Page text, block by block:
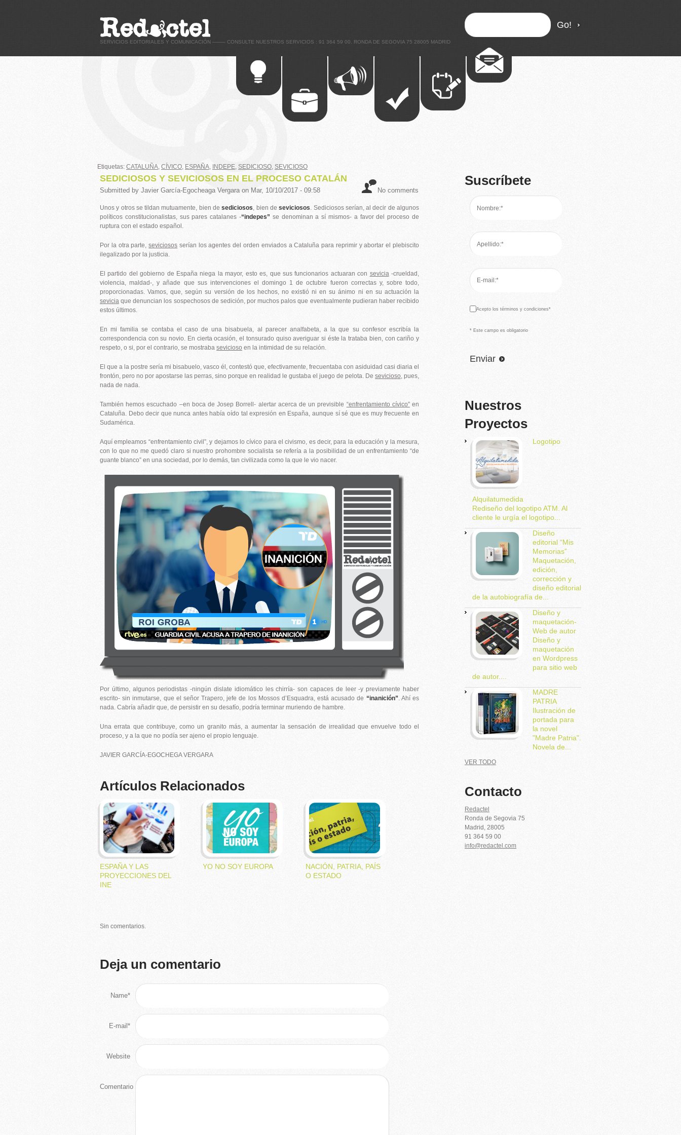
SERVICIOS EDITORIALES Y COMUNICACIÓN ——– CONSULTE NUESTROS SERVICIOS : 91 364 59 00. RONDA DE SEGOVIA 75 28005 MADRID
Etiquetas: CATALUÑA, CÍVICO, ESPAÑA, INDEPE, SEDICIOSO, SEVICIOSO
No comments
SEDICIOSOS Y SEVICIOSOS EN EL PROCESO CATALÁN
Submitted by Javier García-Egocheaga Vergara on Mar, 10/10/2017 - 09:58
Unos y otros se tildan mutuamente, bien desediciosos, bien deseviciosos. Sediciosos serían, al decir de algunos
políticos constitucionalistas, sus pares catalanes -“indepes” se denominan a sí mismos- a favor del proceso de
ruptura con el estado español.
Por la otra parte,seviciosos serían los agentes del orden enviados a Cataluña para reprimir y abortar el plebiscito
ilegalizado por la justicia.
El partido del gobierno de España niega la mayor, esto es, que sus funcionarios actuaran con sevicia-crueldad,
violencia, maldad-, y añade que sus intervenciones el domingo 1 de octubre fueron correctas y, sobre todo,
proporcionadas. Vamos, que, según su versión de los hechos, no existió ni en su ánimo ni en su actuación la
sevicia que denuncian los sospechosos de sedición, por muchos palos que eventualmente pudieran haber recibido
estos últimos.
En mi familia se contaba el caso de una bisabuela, al parecer analfabeta, a la que su confesor escribía la
correspondencia con su novio. En cierta ocasión, el tonsurado quiso averiguar si éste la trataba bien, con cariño y
respeto, o si, por el contrario, se mostraba sevicioso en la intimidad de su relación.
El que a la postre sería mi bisabuelo, vasco él, contestó que, efectivamente, frecuentaba con asiduidad casi diaria el
frontón, pero no por apostarse las perras, sino porque en realidad le gustaba el juego de pelota. De sevicioso, pues,
nada de nada.
También hemos escuchado –en boca de Josep Borrell- alertar acerca de un previsible “enfrentamiento cívico”en
Cataluña. Debo decir que nunca antes había oído tal expresión en España, aunque sí sé que es muy frecuente en
Sudamérica.
Aquí empleamos “enfrentamiento civil”, y dejamos lo cívico para el civismo, es decir, para la educación y la mesura,
con lo que no me quedó claro si nuestro prohombre socialista se refería a la posibilidad de un enfrentamiento “de
guante blanco” en una sociedad, por lo demás, tan civilizada como la que le vio nacer.
Por último, algunos periodistas -ningún dislate idiomático les chirría- son capaces de leer -y previamente haber
escrito- sin inmutarse, que el señor Trapero, jefe de los Mossos d’Esquadra, está acusado de “inanición”. Ahí es
nada. Cabría añadir que, de persistir en su desafío, podría terminar muriendo de hambre.
Una errata que contribuye, como un granito más, a aumentar la sensación de irrealidad que envuelve todo el
proceso, y a la que no podía ser ajeno el propio lenguaje.
JAVIER GARCÍA-EGOCHEGA VERGARA
Artículos Relacionados
ESPAÑA Y LAS
PROYECCIONES DEL
INE
YO NO SOY EUROPA
NACIÓN, PATRIA, PAÍS
O ESTADO
Sin comentarios.
Deja un comentario
Name*
E-mail*
Website
Comentario
Suscríbete
Acepto los términos y condiciones*
* Este campo es obligatorio
Nuestros
Proyectos
Logotipo
Alquilatumedida
Rediseño del logotipo ATM. Al
cliente le urgía el logotipo...
Diseño
editorial “Mis
Memorias”
Maquetación,
edición,
corrección y
diseño editorial
de la autobiografía de...
Diseño y
maquetación-
Web de autor
Diseño y
maquetación
en Wordpress
para sitio web
de autor....
MADRE
PATRIA
Ilustración de
portada para
la novel
"Madre Patria".
Novela de...
VER TODO
Contacto
Redactel
Ronda de Segovia 75
Madrid , 28005
91 364 59 00
info@redactel.com